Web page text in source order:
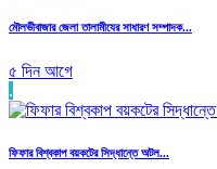
মৌলভীবাজার জেলা তালামীযের সাধারণ সম্পাদক...
৫ দিন আগে
.
ফিফার বিশ্বকাপ বয়কটের সিদ্ধান্তে অটল...